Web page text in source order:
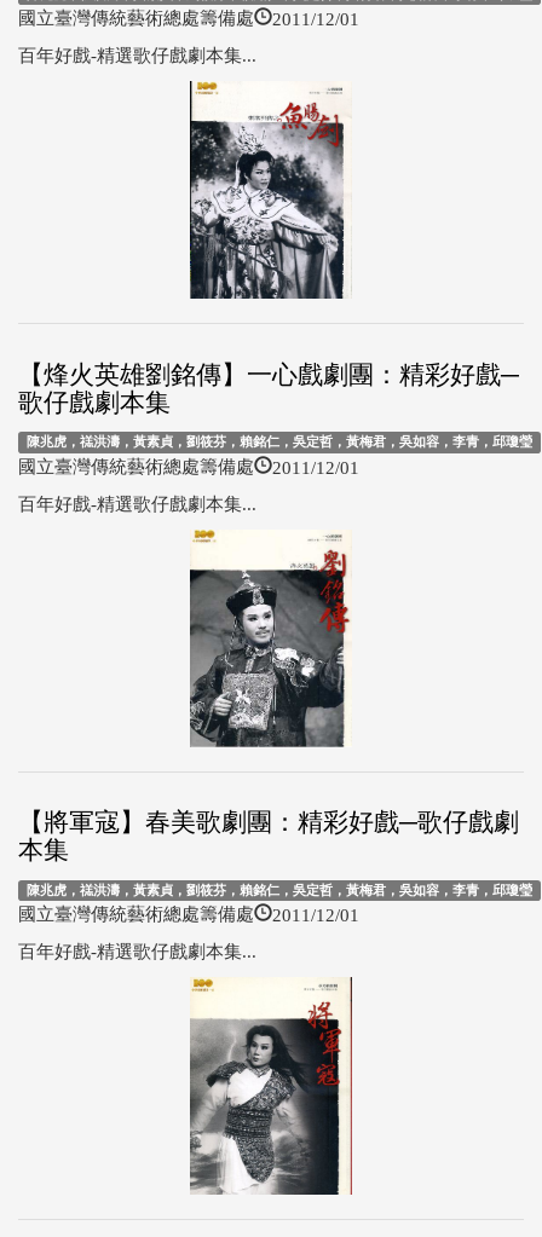
國立臺灣傳統藝術總處籌備處 2011/12/01
百年好戲-精選歌仔戲劇本集...
【烽火英雄劉銘傳】一心戲劇團：精彩好戲─
歌仔戲劇本集
陳兆虎，禚洪濤，黃素貞，劉筱芬，賴銘仁，吳定哲，黃梅君，吳如容，李青，邱瓊瑩
國立臺灣傳統藝術總處籌備處 2011/12/01
百年好戲-精選歌仔戲劇本集...
【將軍寇】春美歌劇團：精彩好戲─歌仔戲劇
本集
陳兆虎，禚洪濤，黃素貞，劉筱芬，賴銘仁，吳定哲，黃梅君，吳如容，李青，邱瓊瑩
國立臺灣傳統藝術總處籌備處 2011/12/01
百年好戲-精選歌仔戲劇本集...